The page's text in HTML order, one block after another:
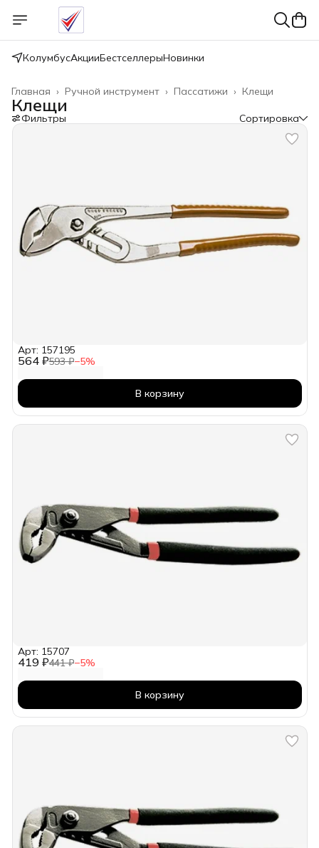
КолумбусАкцииБестселлерыНовинки
Клещи
Пассатижи ›
Ручной инструмент ›
Главная ›
Клещи
Фильтры Сортировка
564 ₽593 ₽−5%
Арт: 157195
В корзину
419 ₽441 ₽−5%
Арт: 15707
В корзину